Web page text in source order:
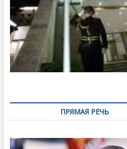
ПРЯМАЯ РЕЧЬ